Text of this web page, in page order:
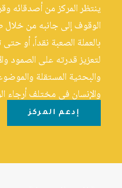
ينتظر المركز من أصدقائه
الوقوف إلى جانبه من
بالعملة الصعبة نقداً، أو
لتعزيز قدرته على الصمود
والبحثية المستقلة
والإنسان في مختلف أرجاء
إدعم المركز